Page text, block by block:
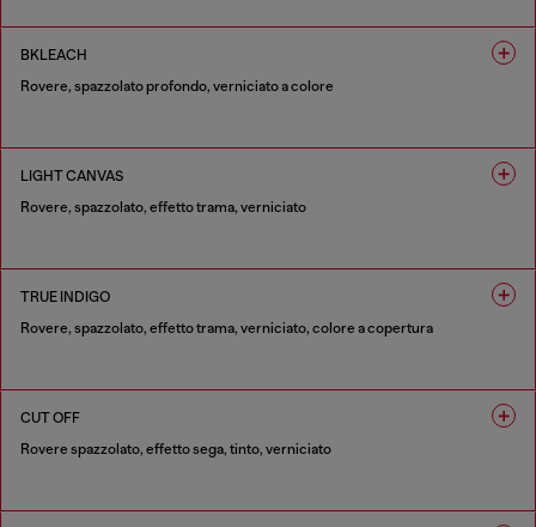
BKLEACH
Rovere, spazzolato profondo, verniciato a colore
LIGHT CANVAS
Rovere, spazzolato, effetto trama, verniciato
TRUE INDIGO
Rovere, spazzolato, effetto trama, verniciato, colore a copertura
CUT OFF
Rovere spazzolato, effetto sega, tinto, verniciato